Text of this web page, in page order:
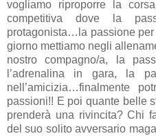
vogliamo riproporre la
competitiva dove la
protagonista…la passione
giorno mettiamo negli
nostro compagno/a, la
l’adrenalina in gara, la
nell’amicizia…finalmente
passioni!! E poi quante belle
prenderà una rivincita? Chi
del suo solito avversario